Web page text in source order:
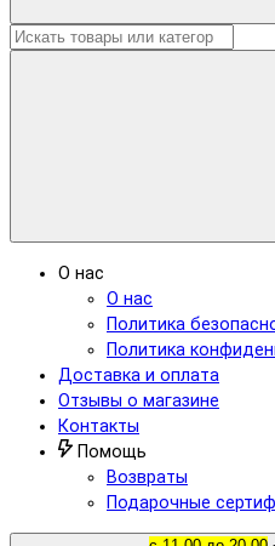
О нас
О нас
Политика
Политика
Доставка и оплата
Отзывы о магазине
Контакты
Помощь
Возвраты
Подарочные